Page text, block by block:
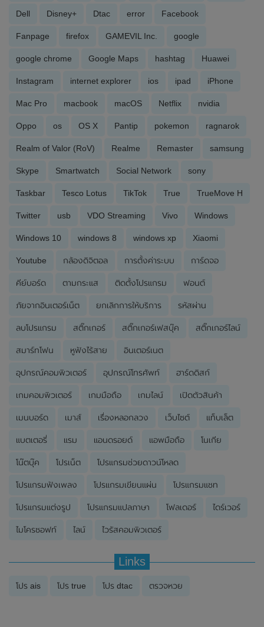
Dell Disney+ Dtac error Facebook
Fanpage firefox GAMEVIL Inc. google
google chrome Google Maps hashtag Huawei
Instagram internet explorer ios ipad iPhone
Mac Pro macbook macOS Netflix nvidia
Oppo os OS X Pantip pokemon ragnarok
Realm of Valor (RoV) Realme Remaster samsung
Skype Smartwatch Social Network sony
Taskbar Tesco Lotus TikTok True TrueMove H
Twitter usb VDO Streaming Vivo Windows
Windows 10 windows 8 windows xp Xiaomi
Youtube กล้องดิจิตอล การตั้งค่าระบบ การ์ดจอ
คีย์บอร์ด ตามกระแส ติดตั้งโปรแกรม ฟอนต์
ภัยจากอินเตอร์เน็ต ยกเลิกการให้บริการ รหัสผ่าน
ลบโปรแกรม สติ๊กเกอร์ สติ๊กเกอร์เฟสบุ๊ค สติ๊กเกอร์ไลน์
สมาร์ทโฟน หูฟังไร้สาย อินเตอร์เนต
อุปกรณ์คอมพิวเตอร์ อุปกรณ์โทรศัพท์ ฮาร์ดดิสก์
เกมคอมพิวเตอร์ เกมมือถือ เกมไลน์ เปิดตัวสินค้า
เมนบอร์ด เมาส์ เรื่องหลอกลวง เว็บไซต์ แท็บเล็ต
แบตเตอรี่ แรม แอนดรอยด์ แอพมือถือ โนเกีย
โน๊ตบุ๊ค โปรเน็ต โปรแกรมช่วยดาวน์โหลด
โปรแกรมฟังเพลง โปรแกรมเขียนแผ่น โปรแกรมแชท
โปรแกรมแต่งรูป โปรแกรมแปลภาษา โฟลเดอร์ ไดร์เวอร์
ไมโครซอฟท์ ไลน์ ไวรัสคอมพิวเตอร์
Links
โปร ais โปร true โปร dtac ตรวจหวย